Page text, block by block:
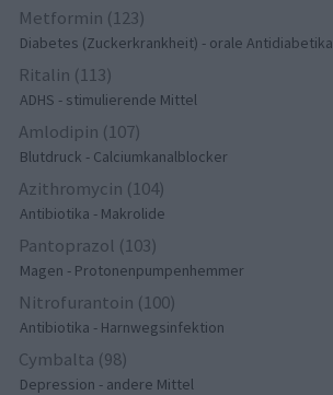
Metformin (123)
Diabetes (Zuckerkrankheit) - orale Antidiabetika
Ritalin (113)
ADHS - stimulierende Mittel
Amlodipin (107)
Blutdruck - Calciumkanalblocker
Azithromycin (104)
Antibiotika - Makrolide
Pantoprazol (103)
Magen - Protonenpumpenhemmer
Nitrofurantoin (100)
Antibiotika - Harnwegsinfektion
Cymbalta (98)
Depression - andere Mittel